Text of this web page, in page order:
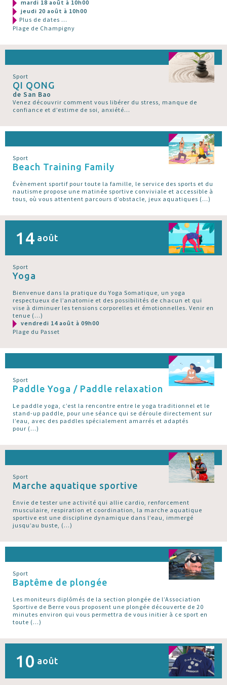
mardi 18 août à 10h00
jeudi 20 août à 10h00
Plus de dates ...
Plage de Champigny
Sport
QI QONG
de San Bao
Venez découvrir comment vous libérer du stress, manque de
confiance et d’estime de soi, anxiété...
Sport
Beach Training Family
Évènement sportif pour toute la famille, le service des sports et du
nautisme propose une matinée sportive conviviale et accessible à
tous, où vous attentent parcours d’obstacle, jeux aquatiques (…)
14 août
Sport
Yoga
Bienvenue dans la pratique du Yoga Somatique, un yoga
respectueux de l’anatomie et des possibilités de chacun et qui
vise à diminuer les tensions corporelles et émotionnelles. Venir en
tenue (…)
vendredi 14 août à 09h00
Plage du Passet
Sport
Paddle Yoga / Paddle relaxation
Le paddle yoga, c’est la rencontre entre le yoga traditionnel et le
stand-up paddle, pour une séance qui se déroule directement sur
l’eau, avec des paddles spécialement amarrés et adaptés
pour (…)
Sport
Marche aquatique sportive
Envie de tester une activité qui allie cardio, renforcement
musculaire, respiration et coordination, la marche aquatique
sportive est une discipline dynamique dans l’eau, immergé
jusqu’au buste, (…)
Sport
Baptême de plongée
Les moniteurs diplômés de la section plongée de l’Association
Sportive de Berre vous proposent une plongée découverte de 20
minutes environ qui vous permettra de vous initier à ce sport en
toute (…)
10 août